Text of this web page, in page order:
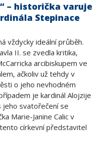
– historička varuje
Stepinace
vždycky ideální průběh.
II. se zvedla kritika,
arcibiskupem ve
ačkoliv už tehdy v
o jeho nevhodném
je kardinál Alojzije
jeho svatořečení se
Marie-Janine Calic v
církevní představitel